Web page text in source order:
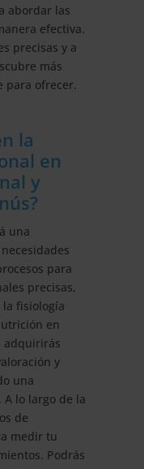
abordar las
efectiva.
precisas y a
más
para ofrecer.
la
en
y
una
para
precisas,
fisiología
en
adquirirás
y
una
lo largo de la
de
medir tu
Podrás